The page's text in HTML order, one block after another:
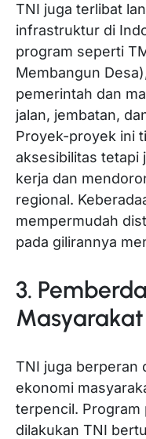
TNI juga terlibat
infrastruktur di
program seperti
Membangun
pemerintah dan
jalan, jembatan,
Proyek-proyek ini
aksesibilitas tetapi
kerja dan
regional.
mempermudah
pada gilirannya
3.
Masyarakat
TNI juga berperan
ekonomi
terpencil. Program
dilakukan TNI